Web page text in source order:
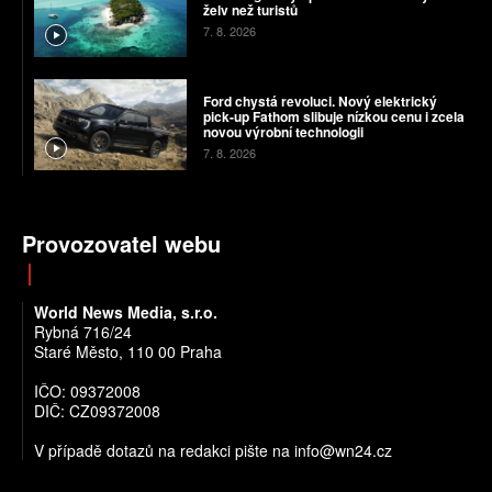
želv než turistů
7. 8. 2026
Ford chystá revoluci. Nový elektrický
pick-up Fathom slibuje nízkou cenu i zcela
novou výrobní technologii
7. 8. 2026
Provozovatel webu
World News Media, s.r.o.
Rybná 716/24
Staré Město, 110 00 Praha
IČO: 09372008
DIČ: CZ09372008
V případě dotazů na redakci pište na info@wn24.cz